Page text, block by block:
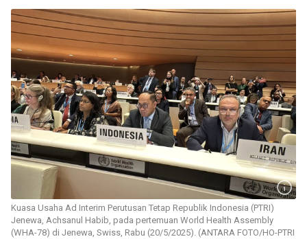
Kuasa Usaha Ad Interim Perutusan Tetap Republik Indonesia (PTRI)
Jenewa, Achsanul Habib, pada pertemuan World Health Assembly
(WHA-78) di Jenewa, Swiss, Rabu (20/5/2025). (ANTARA FOTO/HO-PTRI